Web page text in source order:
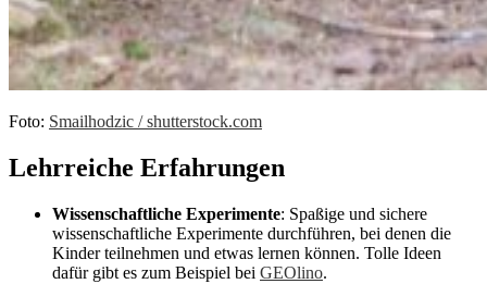
Foto: Smailhodzic / shutterstock.com
Lehrreiche Erfahrungen
Wissenschaftliche Experimente: Spaßige und sichere
wissenschaftliche Experimente durchführen, bei denen die
Kinder teilnehmen und etwas lernen können. Tolle Ideen
dafür gibt es zum Beispiel bei GEOlino.